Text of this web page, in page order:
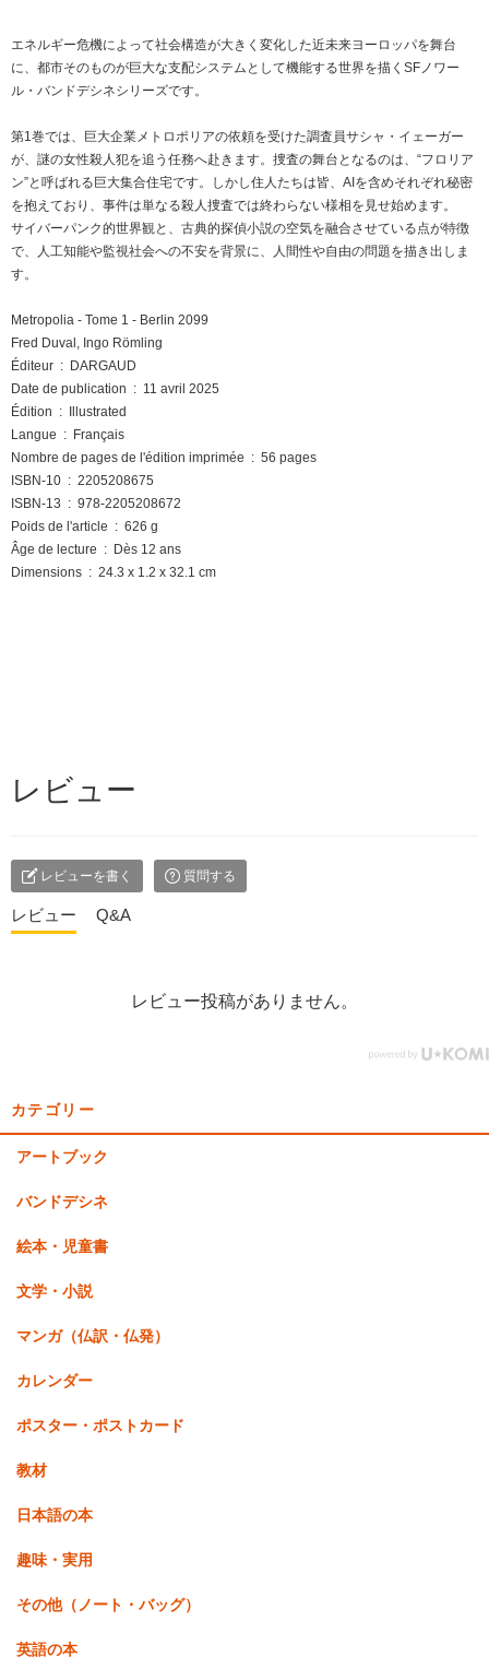
エネルギー危機によって社会構造が大きく変化した近未来ヨーロッパを舞台
に、都市そのものが巨大な支配システムとして機能する世界を描くSFノワー
ル・バンドデシネシリーズです。
第1巻では、巨大企業メトロポリアの依頼を受けた調査員サシャ・イェーガー
が、謎の女性殺人犯を追う任務へ赴きます。捜査の舞台となるのは、“フロリア
ン”と呼ばれる巨大集合住宅です。しかし住人たちは皆、AIを含めそれぞれ秘密
を抱えており、事件は単なる殺人捜査では終わらない様相を見せ始めます。
サイバーパンク的世界観と、古典的探偵小説の空気を融合させている点が特徴
で、人工知能や監視社会への不安を背景に、人間性や自由の問題を描き出しま
す。
Metropolia - Tome 1 - Berlin 2099
Fred Duval, Ingo Römling
Éditeur ‏ : ‎ DARGAUD
Date de publication ‏ : ‎ 11 avril 2025
Édition ‏ : ‎ Illustrated
Langue ‏ : ‎ Français
Nombre de pages de l'édition imprimée ‏ : ‎ 56 pages
ISBN-10 ‏ : ‎ 2205208675
ISBN-13 ‏ : ‎ 978-2205208672
Poids de l'article ‏ : ‎ 626 g
Âge de lecture ‏ : ‎ Dès 12 ans
Dimensions ‏ : ‎ 24.3 x 1.2 x 32.1 cm
レビュー
レビューを書く 質問する
レビュー Q&A
レビュー投稿がありません。
カテゴリー
アートブック
バンドデシネ
絵本・児童書
文学・小説
マンガ（仏訳・仏発）
カレンダー
ポスター・ポストカード
教材
日本語の本
趣味・実用
その他（ノート・バッグ）
英語の本